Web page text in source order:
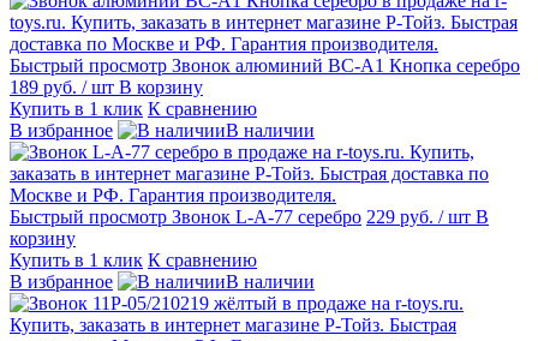
Быстрый просмотр Звонок алюминий BC-A1 Кнопка серебро
189 руб. / шт В корзину
Купить в 1 клик К сравнению
В избранное
В наличии
Быстрый просмотр Звонок L-А-77 серебро 229 руб. / шт В
корзину
Купить в 1 клик К сравнению
В избранное
В наличии